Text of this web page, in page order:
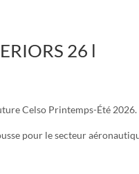
26 l
Celso Printemps-Été 2026.
pour le secteur